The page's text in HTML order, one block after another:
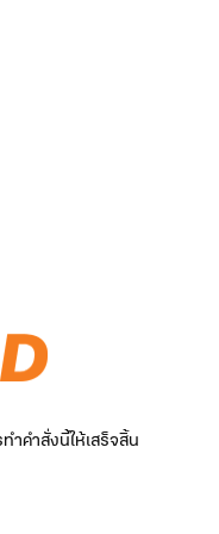
คำสั่งนี้ให้เสร็จสิ้น